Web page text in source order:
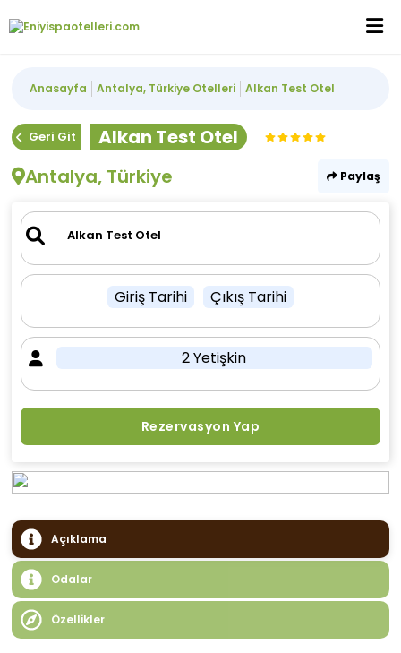
Anasayfa Antalya, Türkiye Otelleri Alkan Test Otel
Geri Git
Alkan Test Otel
Antalya, Türkiye
Paylaş
Giriş Tarihi Çıkış Tarihi
2 Yetişkin
Rezervasyon Yap
Açıklama
Odalar
Özellikler